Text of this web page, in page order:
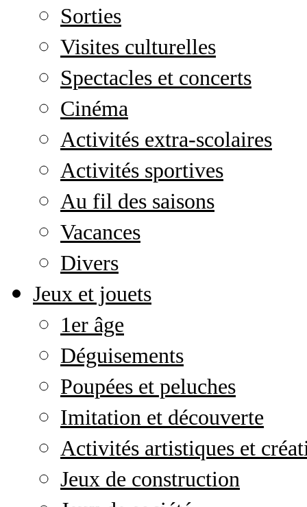
Sorties
Visites culturelles
Spectacles et concerts
Cinéma
Activités extra-scolaires
Activités sportives
Au fil des saisons
Vacances
Divers
Jeux et jouets
1er âge
Déguisements
Poupées et peluches
Imitation et découverte
Activités artistiques et
Jeux de construction